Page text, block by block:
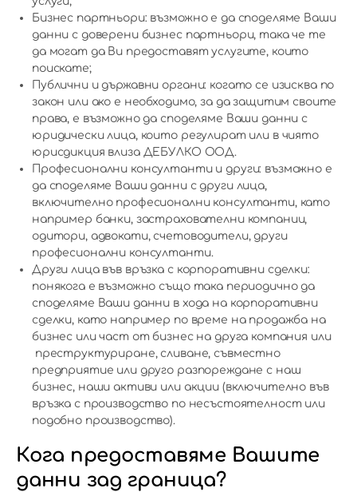
Бизнес партньори: възможно е да споделяме Ваши
данни с доверени бизнес партньори, така че те
да могат да Ви предоставят услугите, които
поискате;
Публични и държавни органи: когато се изисква по
закон или ако е необходимо, за да защитим своите
права, е възможно да споделяме Ваши данни с
юридически лица, които регулират или в чиято
юрисдикция влиза ДЕБУЛКО ООД.
Професионални консултанти и други: възможно е
да споделяме Ваши данни с други лица,
включително професионални консултанти, като
например банки, застрахователни компании,
одитори, адвокати, счетоводители, други
професионални консултанти.
Други лица във връзка с корпоративни сделки:
понякога е възможно също така периодично да
споделяме Ваши данни в хода на корпоративни
сделки, като например по време на продажба на
бизнес или част от бизнес на друга компания или
преструктуриране, сливане, съвместно
предприятие или друго разпореждане с наш
бизнес, наши активи или акции (включително във
връзка с производство по несъстоятелност или
подобно производство).
Кога предоставяме Вашите
данни зад граница?